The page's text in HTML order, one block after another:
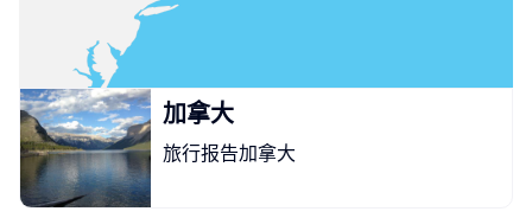
加拿大
旅行报告加拿大